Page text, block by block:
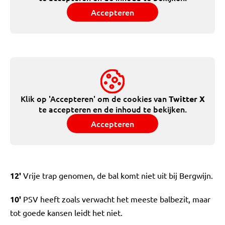
Accepteren
Klik op 'Accepteren' om de cookies vanTwitter X
te accepteren en de inhoud te bekijken.
Accepteren
12' Vrije trap genomen, de bal komt niet uit bij Bergwijn.
10' PSV heeft zoals verwacht het meeste balbezit, maar
tot goede kansen leidt het niet.